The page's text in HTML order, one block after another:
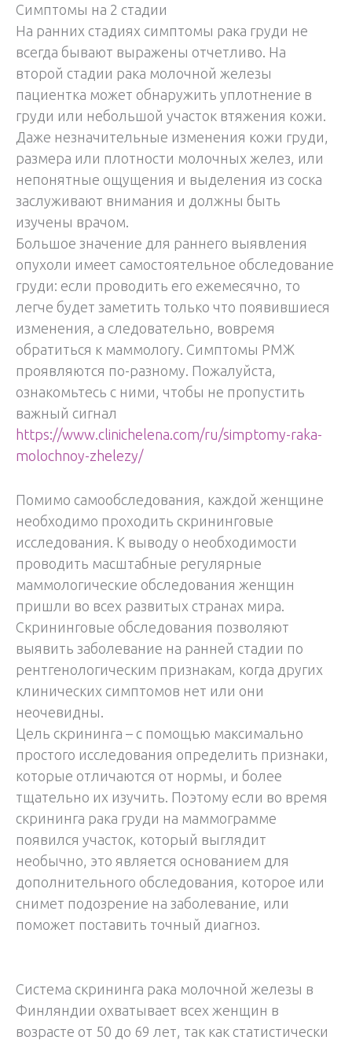
Симптомы на 2 стадии
На ранних стадиях симптомы рака груди не
всегда бывают выражены отчетливо. На
второй стадии рака молочной железы
пациентка может обнаружить уплотнение в
груди или небольшой участок втяжения кожи.
Даже незначительные изменения кожи груди,
размера или плотности молочных желез, или
непонятные ощущения и выделения из соска
заслуживают внимания и должны быть
изучены врачом.
Большое значение для раннего выявления
опухоли имеет самостоятельное обследование
груди: если проводить его ежемесячно, то
легче будет заметить только что появившиеся
изменения, а следовательно, вовремя
обратиться к маммологу. Симптомы РМЖ
проявляются по-разному. Пожалуйста,
ознакомьтесь с ними, чтобы не пропустить
важный сигнал
https://www.clinichelena.com/ru/simptomy-raka-
molochnoy-zhelezy/
Помимо самообследования, каждой женщине
необходимо проходить скрининговые
исследования. К выводу о необходимости
проводить масштабные регулярные
маммологические обследования женщин
пришли во всех развитых странах мира.
Скрининговые обследования позволяют
выявить заболевание на ранней стадии по
рентгенологическим признакам, когда других
клинических симптомов нет или они
неочевидны.
Цель скрининга – с помощью максимально
простого исследования определить признаки,
которые отличаются от нормы, и более
тщательно их изучить. Поэтому если во время
скрининга рака груди на маммограмме
появился участок, который выглядит
необычно, это является основанием для
дополнительного обследования, которое или
снимет подозрение на заболевание, или
поможет поставить точный диагноз.
Система скрининга рака молочной железы в
Финляндии охватывает всех женщин в
возрасте от 50 до 69 лет, так как статистически